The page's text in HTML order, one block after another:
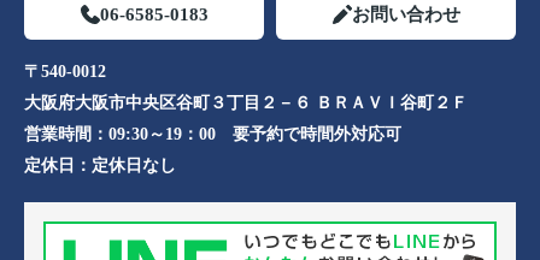
06-6585-0183 お問い合わせ
〒540-0012
大阪府大阪市中央区谷町３丁目２－６ ＢＲＡＶＩ谷町２Ｆ
営業時間： 09:30～19：00 要予約で時間外対応可
定休日： 定休日なし